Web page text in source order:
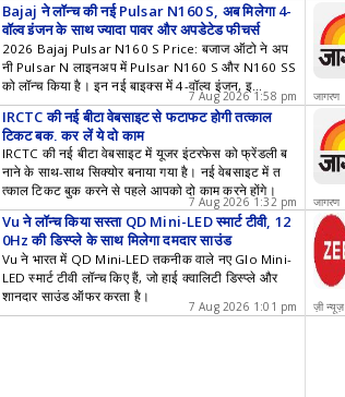
Bajaj ने लॉन्च की नई Pulsar N160 S, अब मिलेगा 4-
वॉल्व इंजन के साथ ज्यादा पावर और अपडेटेड फीचर्स
2026 Bajaj Pulsar N160 S Price: बजाज ऑटो ने अप
नी Pulsar N लाइनअप में Pulsar N160 S और N160 SS
को लॉन्च किया है। इन नई बाइक्स में 4-वॉल्व इंजन, इ
लेक्ट्रॉनिक थ्रॉटल और राइड मोड्स के साथ ज्यादा पावर मिल
ती है।
7 Aug 2026 1:58 pm जागरण
IRCTC की नई बीटा वेबसाइट से फटाफट होगी तत्काल
टिकट बुक, कर लें ये दो काम
IRCTC की नई बीटा वेबसाइट में यूजर इंटरफेस को फ्रेंडली ब
नाने के साथ-साथ सिक्योर बनाया गया है। नई वेबसाइट में त
त्काल टिकट बुक करने से पहले आपको दो काम करने होंगे।
7 Aug 2026 1:32 pm जागरण
Vu ने लॉन्च किया सस्ता QD Mini-LED स्मार्ट टीवी, 12
0Hz की डिस्प्ले के साथ मिलेगा दमदार साउंड
Vu ने भारत में QD Mini-LED तकनीक वाले नए Glo Mini-
LED स्मार्ट टीवी लॉन्च किए हैं, जो हाई क्वालिटी डिस्प्ले और
शानदार साउंड ऑफर करता है।
7 Aug 2026 1:01 pm ज़ी न्यूज़